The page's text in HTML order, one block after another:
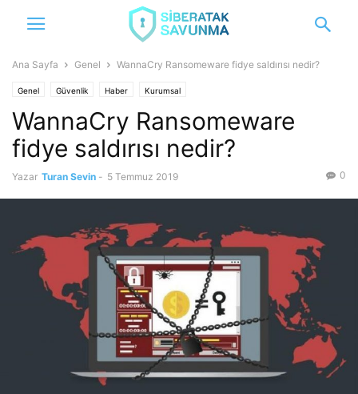
Ana Sayfa Genel WannaCry Ransomeware fidye saldırısı nedir?
Genel Güvenlik Haber Kurumsal
WannaCry Ransomeware
fidye saldırısı nedir?
Yazar Turan Sevin - 5 Temmuz 2019 0